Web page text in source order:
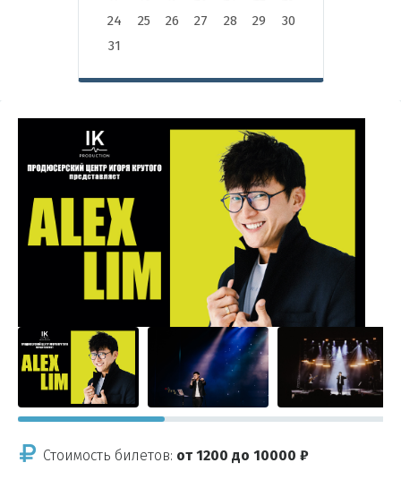
24
25 26 27 28 29
30
31
Стоимость билетов: от 1200 до 10000 ₽